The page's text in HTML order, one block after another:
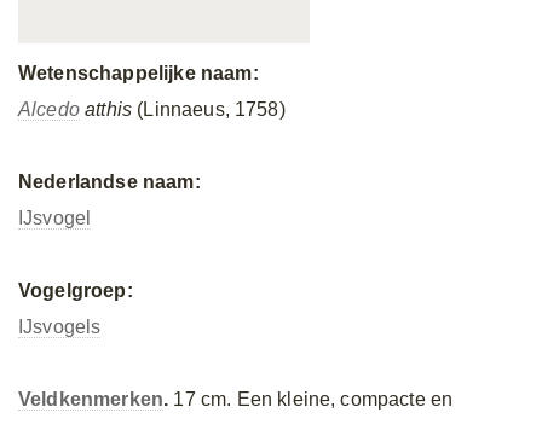
Wetenschappelijke naam:
Alcedoatthis (Linnaeus, 1758)
Nederlandse naam:
IJsvogel
Vogelgroep:
IJsvogels
Veldkenmerken. 17 cm. Een kleine, compacte en